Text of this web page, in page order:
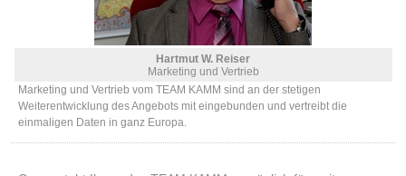
Hartmut W. Reiser
Marketing und Vertrieb
Marketing und Vertrieb vom TEAM KAMM sind an der stetigen
Weiterentwicklung des Angebots mit eingebunden und vertreibt die
einmaligen Daten in ganz Europa.